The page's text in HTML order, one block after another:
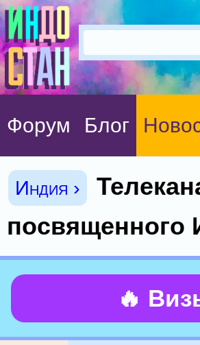
Форум Блог
Индия ›
посвященного
🔥